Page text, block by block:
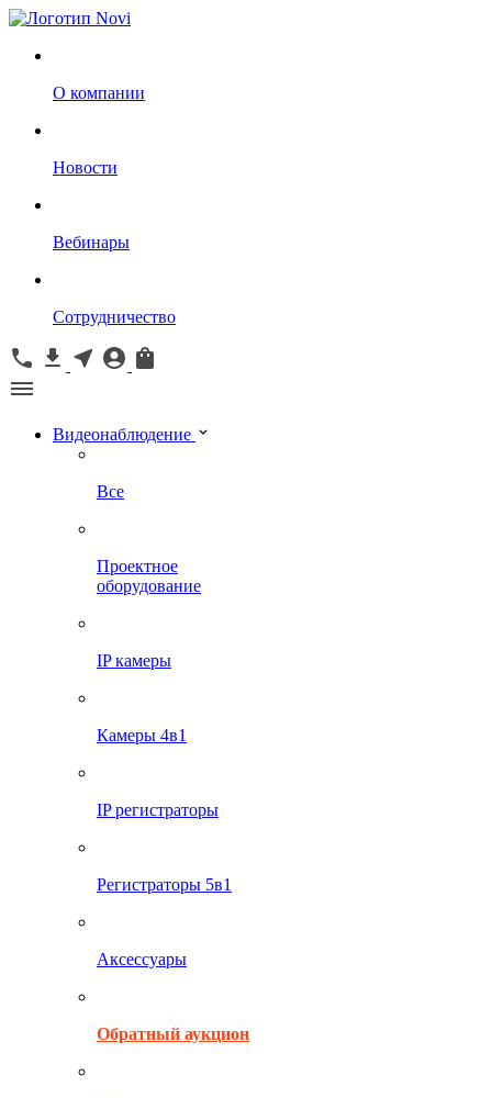
О компании
Новости
Вебинары
Сотрудничество
Видеонаблюдение
Все
Проектное
оборудование
IP камеры
Камеры 4в1
IP регистраторы
Регистраторы 5в1
Аксессуары
Обратный аукцион